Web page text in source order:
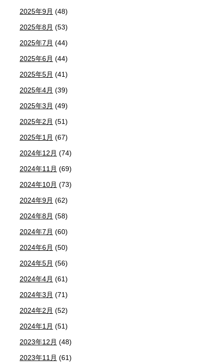
2025年9月 (48)
2025年8月 (53)
2025年7月 (44)
2025年6月 (44)
2025年5月 (41)
2025年4月 (39)
2025年3月 (49)
2025年2月 (51)
2025年1月 (67)
2024年12月 (74)
2024年11月 (69)
2024年10月 (73)
2024年9月 (62)
2024年8月 (58)
2024年7月 (60)
2024年6月 (50)
2024年5月 (56)
2024年4月 (61)
2024年3月 (71)
2024年2月 (52)
2024年1月 (51)
2023年12月 (48)
2023年11月 (61)